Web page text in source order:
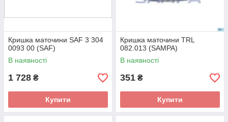
Кришка маточини SAF 3 304
0093 00 (SAF)
В наявності
1 728 ₴
Купити
Кришка маточини TRL
082.013 (SAMPA)
В наявності
351 ₴
Купити